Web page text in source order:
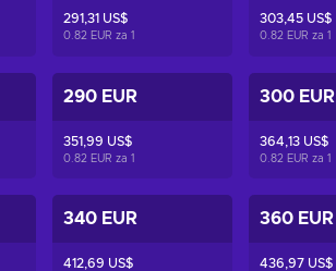
291,31 US$
0.82 EUR za1
303,45 US$
0.82 EUR za1
290 EUR
351,99 US$
0.82 EUR za1
300 EUR
364,13 US$
0.82 EUR za1
340 EUR
412,69 US$
360 EUR
436,97 US$